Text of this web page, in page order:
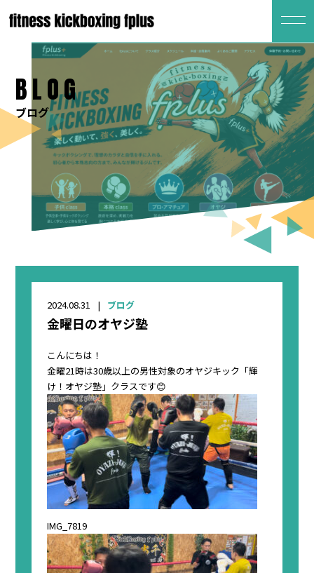
BLOG
ブログ
2024.08.31 ブログ
金曜日のオヤジ塾
こんにちは！
金曜21時は30歳以上の男性対象のオヤジキック「輝
け！オヤジ塾」クラスです😊
IMG_7819